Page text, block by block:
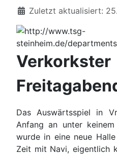
Zuletzt aktualisiert:
Verkorkster
Das Auswärtsspiel in
Anfang an unter
wurde in eine neue
Zeit mit Navi, eigentlich